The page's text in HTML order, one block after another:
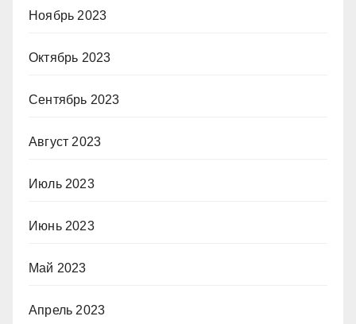
Ноябрь 2023
Октябрь 2023
Сентябрь 2023
Август 2023
Июль 2023
Июнь 2023
Май 2023
Апрель 2023